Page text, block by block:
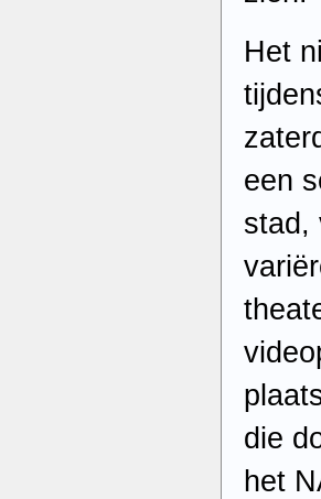
Het
een
stad,
die
het